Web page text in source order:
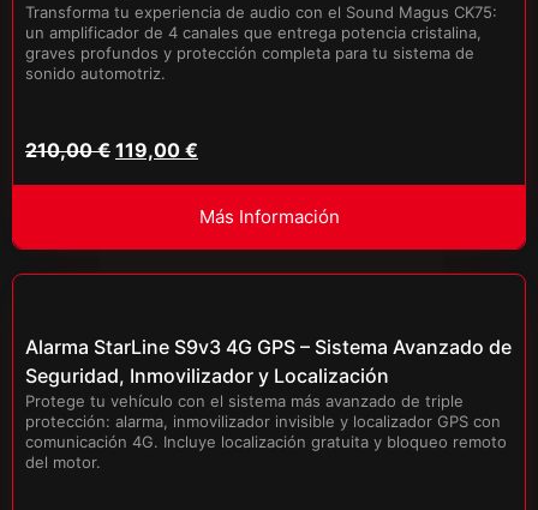
Transforma tu experiencia de audio con el Sound Magus CK75:
un amplificador de 4 canales que entrega potencia cristalina,
graves profundos y protección completa para tu sistema de
sonido automotriz.
210,00€ 119,00 €
Más Información
Alarma StarLine S9v3 4G GPS – Sistema Avanzado de
Seguridad, Inmovilizador y Localización
Protege tu vehículo con el sistema más avanzado de triple
protección: alarma, inmovilizador invisible y localizador GPS con
comunicación 4G. Incluye localización gratuita y bloqueo remoto
del motor.